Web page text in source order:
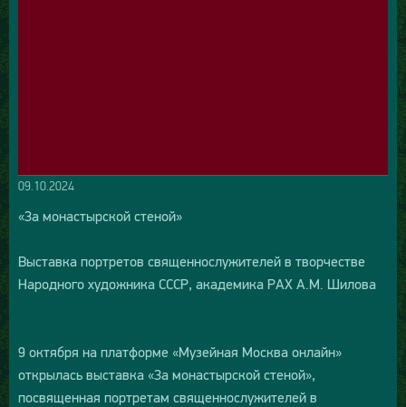
09.10.2024
«За монастырской стеной»
Выставка портретов священнослужителей в творчестве
Народного художника СССР, академика РАХ А.М. Шилова
9 октября на платформе «Музейная Москва онлайн»
открылась выставка «За монастырской стеной»,
посвященная портретам священнослужителей в